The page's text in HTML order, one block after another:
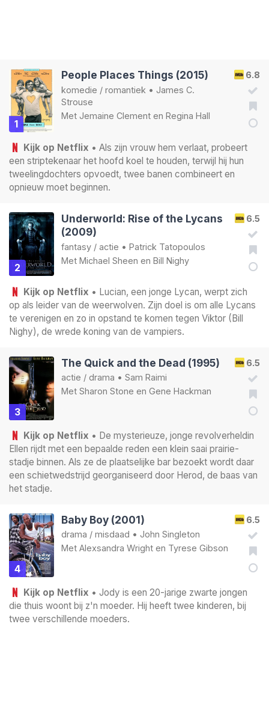
1
6.8
People Places Things (2015)
komedie / romantiek • James C.
Strouse
Met Jemaine Clement en Regina Hall
Kijk op Netflix • Als zijn vrouw hem verlaat, probeert
een striptekenaar het hoofd koel te houden, terwijl hij hun
tweelingdochters opvoedt, twee banen combineert en
opnieuw moet beginnen.
2
6.5
Underworld: Rise of the Lycans
(2009)
fantasy / actie • Patrick Tatopoulos
Met Michael Sheen en Bill Nighy
Kijk op Netflix • Lucian, een jonge Lycan, werpt zich
op als leider van de weerwolven. Zijn doel is om alle Lycans
te verenigen en zo in opstand te komen tegen Viktor (Bill
Nighy), de wrede koning van de vampiers.
3
6.5
The Quick and the Dead (1995)
actie / drama • Sam Raimi
Met Sharon Stone en Gene Hackman
Kijk op Netflix • De mysterieuze, jonge revolverheldin
Ellen rijdt met een bepaalde reden een klein saai prairie-
stadje binnen. Als ze de plaatselijke bar bezoekt wordt daar
een schietwedstrijd georganiseerd door Herod, de baas van
het stadje.
4
6.5
Baby Boy (2001)
drama / misdaad • John Singleton
Met Alexsandra Wright en Tyrese Gibson
Kijk op Netflix • Jody is een 20-jarige zwarte jongen
die thuis woont bij z'n moeder. Hij heeft twee kinderen, bij
twee verschillende moeders.